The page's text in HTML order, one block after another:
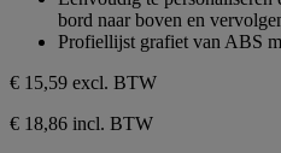
beoordelingen
sterren.
beoordelingen
bord naar boven en
Profiellijst grafiet van ABS
€ 15,59 excl. BTW
€ 18,86 incl. BTW